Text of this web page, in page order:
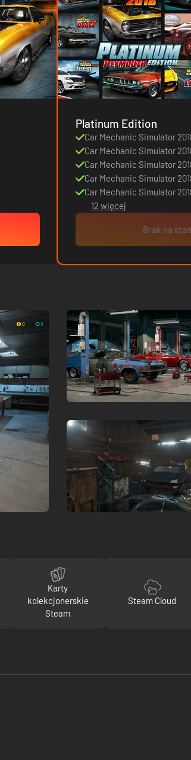
Platinum Edition
Car Mechanic Simulator
Car Mechanic Simulator
Car Mechanic Simulator
Car Mechanic Simulator
Car Mechanic Simulator
12 więcej
Brak na
Karty
kolekcjonerskie
Steam
Steam Cloud